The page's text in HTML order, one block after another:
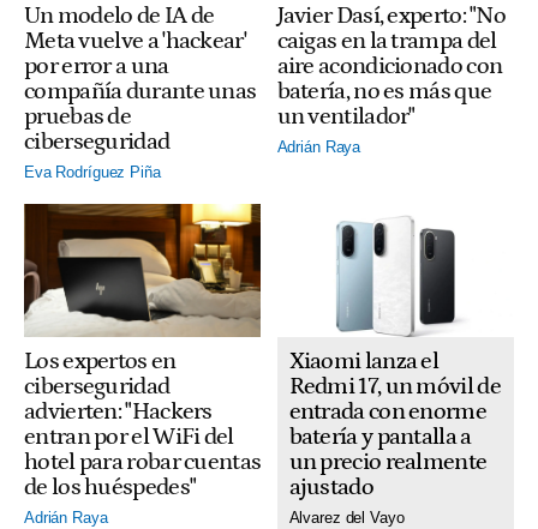
Un modelo de IA de
Meta vuelve a 'hackear'
por error a una
compañía durante unas
pruebas de
ciberseguridad
Eva Rodríguez Piña
Javier Dasí, experto: "No
caigas en la trampa del
aire acondicionado con
batería, no es más que
un ventilador"
Adrián Raya
Los expertos en
ciberseguridad
advierten: "Hackers
entran por el WiFi del
hotel para robar cuentas
de los huéspedes"
Adrián Raya
Xiaomi lanza el
Redmi 17, un móvil de
entrada con enorme
batería y pantalla a
un precio realmente
ajustado
Alvarez del Vayo